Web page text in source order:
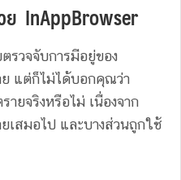
ย InAppBrowser
รวจจับการมีอยู่ของ
แต่ก็ไม่ได้บอกคุณว่า
ยจริงหรือไม่ เนื่องจาก
เสมอไป และบางส่วนถูกใช้